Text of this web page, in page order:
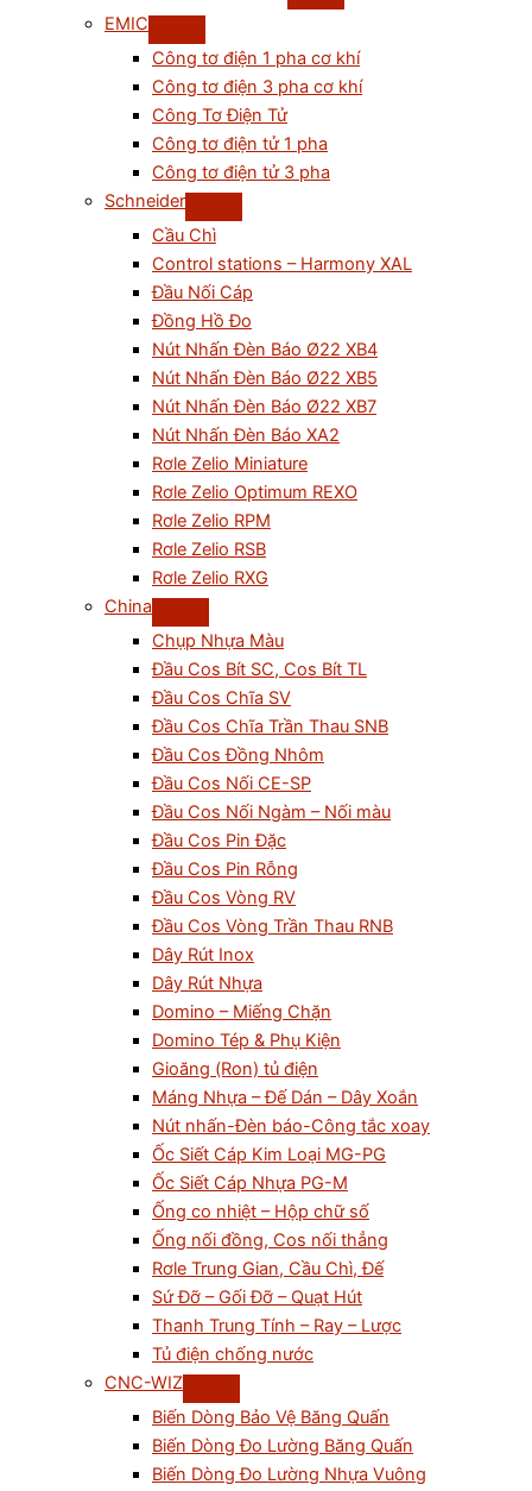
EMIC
Công tơ điện 1 pha cơ khí
Công tơ điện 3 pha cơ khí
Công Tơ Điện Tử
Công tơ điện tử 1 pha
Công tơ điện tử 3 pha
Schneider
Cầu Chì
Control stations – Harmony XAL
Đầu Nối Cáp
Đồng Hồ Đo
Nút Nhấn Đèn Báo Ø22 XB4
Nút Nhấn Đèn Báo Ø22 XB5
Nút Nhấn Đèn Báo Ø22 XB7
Nút Nhấn Đèn Báo XA2
Rơle Zelio Miniature
Rơle Zelio Optimum REXO
Rơle Zelio RPM
Rơle Zelio RSB
Rơle Zelio RXG
China
Chụp Nhựa Màu
Đầu Cos Bít SC, Cos Bít TL
Đầu Cos Chĩa SV
Đầu Cos Chĩa Trần Thau SNB
Đầu Cos Đồng Nhôm
Đầu Cos Nối CE-SP
Đầu Cos Nối Ngàm – Nối màu
Đầu Cos Pin Đặc
Đầu Cos Pin Rỗng
Đầu Cos Vòng RV
Đầu Cos Vòng Trần Thau RNB
Dây Rút Inox
Dây Rút Nhựa
Domino – Miếng Chặn
Domino Tép & Phụ Kiện
Gioăng (Ron) tủ điện
Máng Nhựa – Đế Dán – Dây Xoắn
Nút nhấn-Đèn báo-Công tắc xoay
Ốc Siết Cáp Kim Loại MG-PG
Ốc Siết Cáp Nhựa PG-M
Ống co nhiệt – Hộp chữ số
Ống nối đồng, Cos nối thẳng
Rơle Trung Gian, Cầu Chì, Đế
Sứ Đỡ – Gối Đỡ – Quạt Hút
Thanh Trung Tính – Ray – Lược
Tủ điện chống nước
CNC-WIZ
Biến Dòng Bảo Vệ Băng Quấn
Biến Dòng Đo Lường Băng Quấn
Biến Dòng Đo Lường Nhựa Vuông